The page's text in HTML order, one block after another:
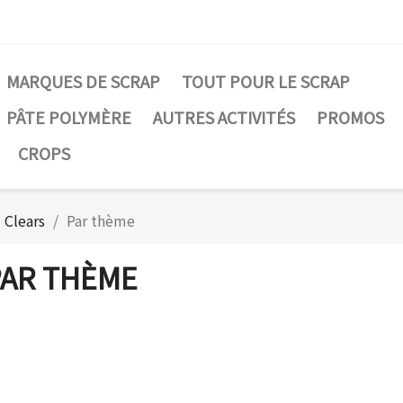
MARQUES DE SCRAP
TOUT POUR LE SCRAP
PÂTE POLYMÈRE
AUTRES ACTIVITÉS
PROMOS
CROPS
Clears Par thème
THÈME